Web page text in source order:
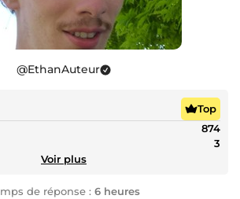
@EthanAuteur
Top
874
3
Voir plus
de réponse : 6 heures